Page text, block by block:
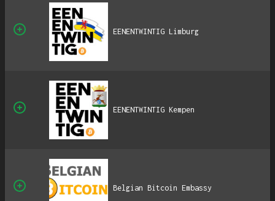
EENENTWINTIG Limburg
EENENTWINTIG Kempen
Belgian Bitcoin Embassy